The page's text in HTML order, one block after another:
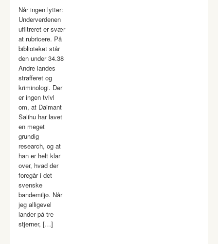
Når ingen lytter:
Underverdenen
ufiltreret er svær
at rubricere. På
biblioteket står
den under 34.38
Andre landes
strafferet og
kriminologi. Der
er ingen tvivl
om, at Daimant
Salihu har lavet
en meget
grundig
research, og at
han er helt klar
over, hvad der
foregår i det
svenske
bandemiljø. Når
jeg alligevel
lander på tre
stjerner, […]